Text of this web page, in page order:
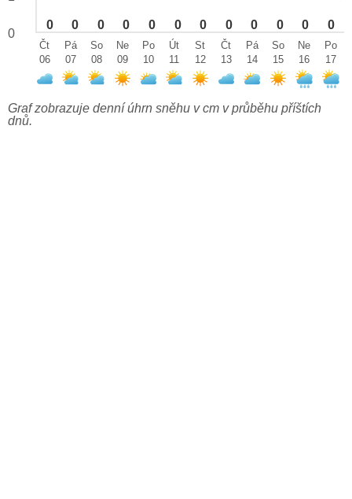
0 0 0 0 0 0 0 0 0 0 0 0
0
Čt
06
Pá
07
So
08
Ne
09
Po
10
Út
11
St
12
Čt
13
Pá
14
So
15
Ne
16
Po
17
Graf zobrazuje denní úhrn sněhu v cm v průběhu příštích
dnů.